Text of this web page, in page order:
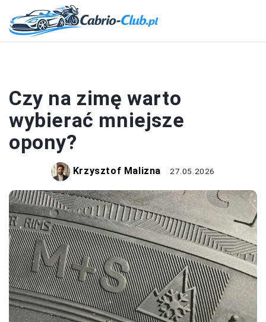
Czy na zimę warto
wybierać mniejsze
opony?
Krzysztof Malizna 27.05.2026